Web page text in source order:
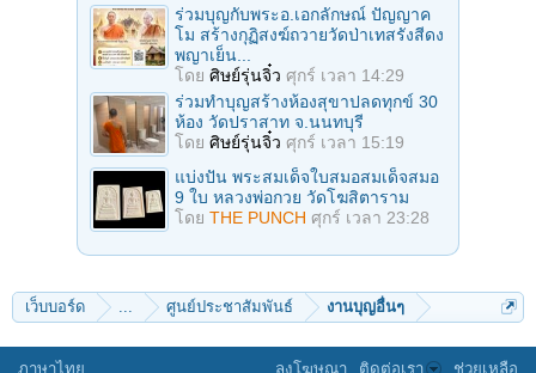
ร่วมบุญกับพระอ.เอกลักษณ์ ปัญญาค
โม สร้างกุฏิสงฆ์ถวายวัดป่าเทสรังสีดง
พญาเย็น...
โดย ศิษย์รุ่นจิ๋ว ศุกร์ เวลา 14:29
ร่วมทําบุญสร้างห้องสุขาปลดทุกข์ 30
ห้อง วัดปราสาท จ.นนทบุรี
โดย ศิษย์รุ่นจิ๋ว ศุกร์ เวลา 15:19
แบ่งปัน พระสมเด็จใบสมอสมเด็จสมอ
9 ใบ หลวงพ่อกวย วัดโฆสิตาราม
โดย THE PUNCH ศุกร์ เวลา 23:28
เว็บบอร์ด ... ศูนย์ประชาสัมพันธ์ งานบุญอื่นๆ
ภาษาไทย ลงโฆษณา ติดต่อเรา ช่วยเหลือ